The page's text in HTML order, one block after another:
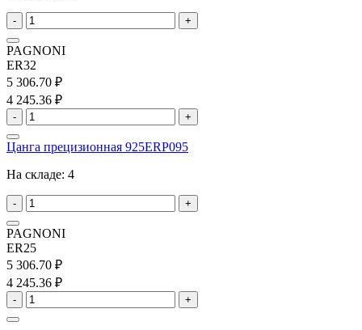
- +
PAGNONI
ER32
5 306.70 ₽
4 245.36 ₽
- +
Цанга прецизионная 925ERP095
На складе: 4
- +
PAGNONI
ER25
5 306.70 ₽
4 245.36 ₽
- +